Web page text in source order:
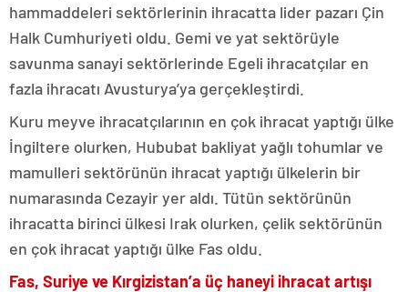
hammaddeleri sektörlerinin ihracatta lider pazarı Çin
Halk Cumhuriyeti oldu. Gemi ve yat sektörüyle
savunma sanayi sektörlerinde Egeli ihracatçılar en
fazla ihracatı Avusturya’ya gerçekleştirdi.
Kuru meyve ihracatçılarının en çok ihracat yaptığı ülke
İngiltere olurken, Hububat bakliyat yağlı tohumlar ve
mamulleri sektörünün ihracat yaptığı ülkelerin bir
numarasında Cezayir yer aldı. Tütün sektörünün
ihracatta birinci ülkesi Irak olurken, çelik sektörünün
en çok ihracat yaptığı ülke Fas oldu.
Fas, Suriye ve Kırgizistan’a üç haneyi ihracat artışı